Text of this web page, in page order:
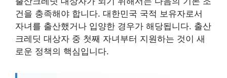
건을 충족해야 합니다. 대한민국 국적 보유자로서
자녀를 출산했거나 입양한 경우가 해당됩니다. 출산
크레딧 대상자 중 첫째 자녀부터 지원하는 것이 새
로운 정책의 핵심입니다.